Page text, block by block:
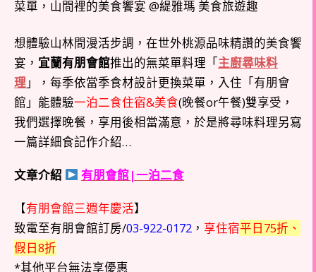
想體驗山林間漫活步調，在世外桃源品味精讚的美食饗
宴， 宜蘭有朋會館推出的無菜單料理「主廚尋味料
理」，每季依當季食材設計更換菜單，入住「有朋會
館」能體驗一泊二食住宿&美食(晚餐or午餐)雙享受，
我們選擇晚餐，享用後相當滿意，於是將尋味料理另寫
一篇詳細食記作介紹…
文章介紹 有朋會館|一泊二食
【有朋會館三週年慶活】
致電至有朋會館訂房/03-922-0172 ， 享住宿平日75折、
假日8折
*其他平台無法享優惠